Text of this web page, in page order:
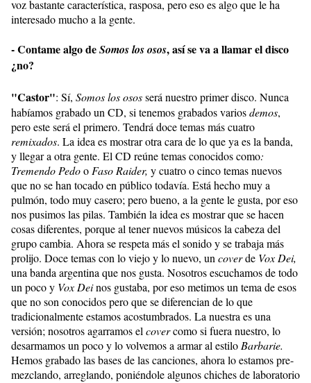
voz bastante característica, rasposa, pero eso es algo que le ha
interesado mucho a la gente.
- Contame algo deSomos los osos, así se va a llamar el disco
¿no?
"Castor": Sí, Somos los ososserá nuestro primer disco. Nunca
habíamos grabado un CD, si tenemos grabados variosdemos,
pero este será el primero. Tendrá doce temas más cuatro
remixados. La idea es mostrar otra cara de lo que ya es la banda,
y llegar a otra gente. El CD reúne temas conocidos como:
Tremendo PedooFaso Raider, y cuatro o cinco temas nuevos
que no se han tocado en público todavía. Está hecho muy a
pulmón, todo muy casero; pero bueno, a la gente le gusta, por eso
nos pusimos las pilas. También la idea es mostrar que se hacen
cosas diferentes, porque al tener nuevos músicos la cabeza del
grupo cambia. Ahora se respeta más el sonido y se trabaja más
prolijo. Doce temas con lo viejo y lo nuevo, uncoverde Vox Dei,
una banda argentina que nos gusta. Nosotros escuchamos de todo
un poco y Vox Deinos gustaba, por eso metimos un tema de esos
que no son conocidos pero que se diferencian de lo que
tradicionalmente estamos acostumbrados. La nuestra es una
versión; nosotros agarramos elcovercomo si fuera nuestro, lo
desarmamos un poco y lo volvemos a armar al estiloBarbarie.
Hemos grabado las bases de las canciones, ahora lo estamos pre-
mezclando, arreglando, poniéndole algunos chiches de laboratorio